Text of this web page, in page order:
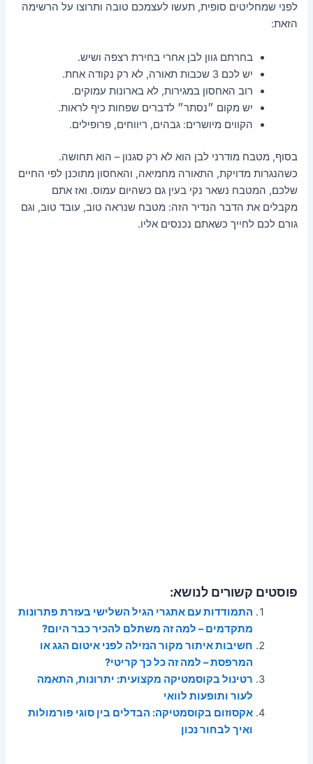
לפני שמחליטים סופית, תעשו לעצמכם טובה ותרוצו על הרשימה
הזאת:
בחרתם גוון לבן אחרי בחירת רצפה ושיש.
יש לכם 3 שכבות תאורה, לא רק נקודה אחת.
רוב האחסון במגירות, לא בארונות עמוקים.
יש מקום ״נסתר״ לדברים שפחות כיף לראות.
הקווים מיושרים: גבהים, ריווחים, פרופילים.
בסוף, מטבח מודרני לבן הוא לא רק סגנון – הוא תחושה.
כשהנגרות מדויקת, התאורה מחמיאה, והאחסון מתוכנן לפי החיים
שלכם, המטבח נשאר נקי בעין גם כשהיום עמוס. ואז אתם
מקבלים את הדבר הנדיר הזה: מטבח שנראה טוב, עובד טוב, וגם
גורם לכם לחייך כשאתם נכנסים אליו.
פוסטים קשורים לנושא:
התמודדות עם אתגרי הגיל השלישי בעזרת פתרונות
מתקדמים – למה זה משתלם להכיר כבר היום?
חשיבות איתור מקור הנזילה לפני איטום הגג או
המרפסת – למה זה כל כך קריטי?
רטינול בקוסמטיקה מקצועית: יתרונות, התאמה
לעור ותופעות לוואי
אקסוזום בקוסמטיקה: הבדלים בין סוגי פורמולות
ואיך לבחור נכון